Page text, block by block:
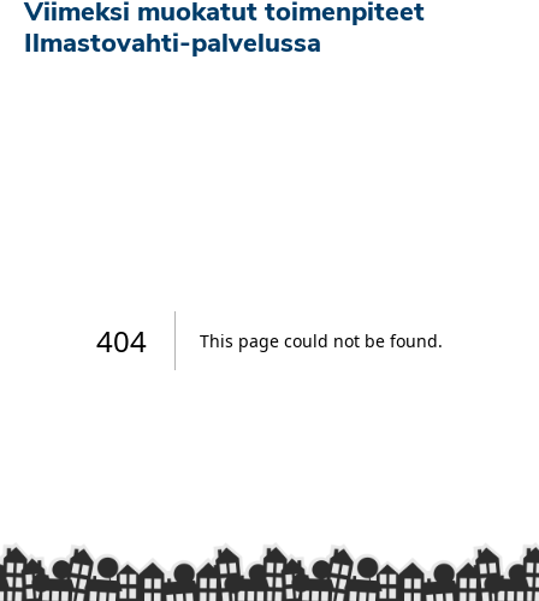
Viimeksi muokatut toimenpiteet
Ilmastovahti-palvelussa